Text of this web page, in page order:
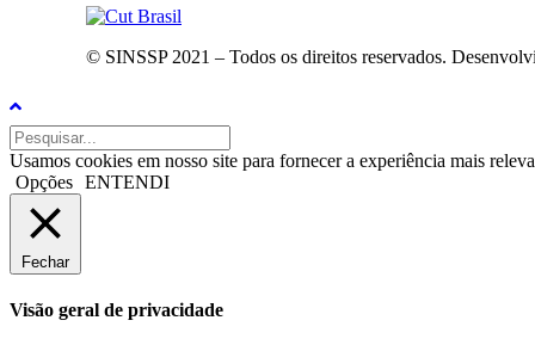
© SINSSP 2021 – Todos os direitos reservados.
Usamos cookies em nosso site para fornecer a experiência mais
Opções ENTENDI
Fechar
Visão geral de privacidade